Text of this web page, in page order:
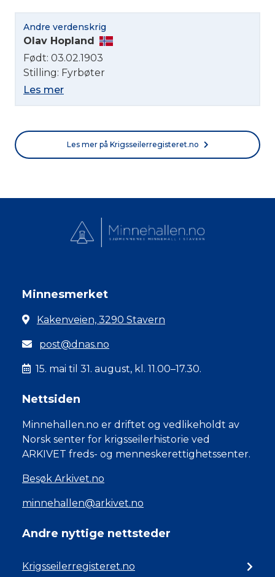
Andre verdenskrig
Olav Hopland
Født: 03.02.1903
Stilling: Fyrbøter
Les mer
Les mer på Krigsseilerregisteret.no
Minnesmerket
Kakenveien, 3290 Stavern
post@dnas.no
15. mai til 31. august, kl. 11.00–17.30.
Nettsiden
Minnehallen.no er driftet og vedlikeholdt av
Norsk senter for krigsseilerhistorie ved
ARKIVET freds- og menneskerettighetssenter.
Besøk Arkivet.no
minnehallen@arkivet.no
Andre nyttige nettsteder
Krigsseilerregisteret.no
Norsk bokmål